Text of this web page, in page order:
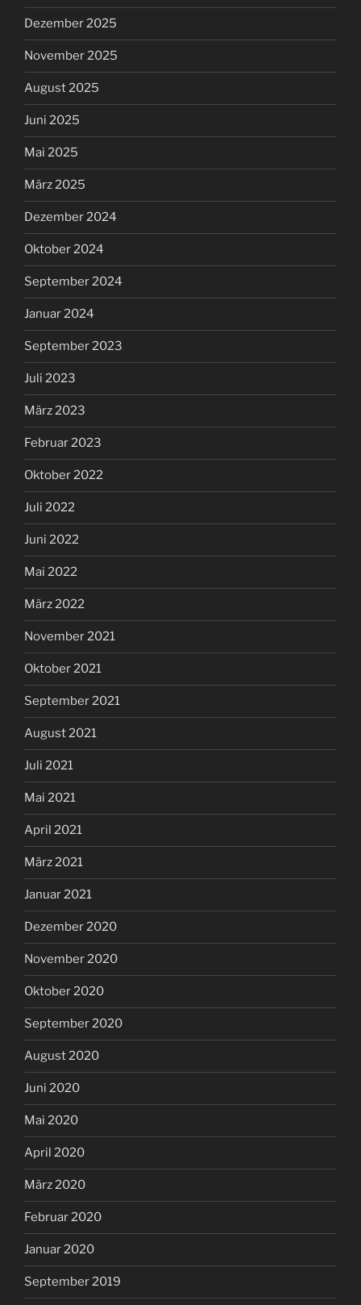
Dezember 2025
November 2025
August 2025
Juni 2025
Mai 2025
März 2025
Dezember 2024
Oktober 2024
September 2024
Januar 2024
September 2023
Juli 2023
März 2023
Februar 2023
Oktober 2022
Juli 2022
Juni 2022
Mai 2022
März 2022
November 2021
Oktober 2021
September 2021
August 2021
Juli 2021
Mai 2021
April 2021
März 2021
Januar 2021
Dezember 2020
November 2020
Oktober 2020
September 2020
August 2020
Juni 2020
Mai 2020
April 2020
März 2020
Februar 2020
Januar 2020
September 2019